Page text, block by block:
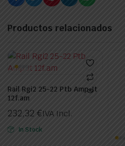
Productos relacionados
Rail Rgi2 25-22 Ptb Amp Jt
12f.am
232,32 €IVA Incl.
In Stock